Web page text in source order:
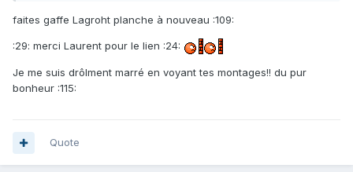
faites gaffe Lagroht planche à nouveau :109:
:29: merci Laurent pour le lien :24:
Je me suis drôlment marré en voyant tes montages!! du pur
bonheur :115:
Quote